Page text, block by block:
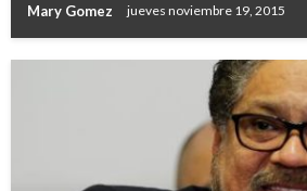
Mary Gomez jueves noviembre 19, 2015